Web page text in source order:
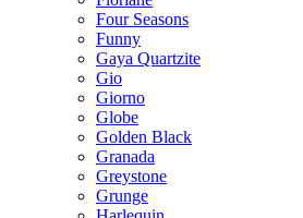
Four Seasons
Funny
Gaya Quartzite
Gio
Giorno
Globe
Golden Black
Granada
Greystone
Grunge